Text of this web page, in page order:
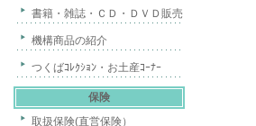
書籍・雑誌・ＣＤ・ＤＶＤ販売
機構商品の紹介
つくばｺﾚｸｼｮﾝ・お土産ｺｰﾅｰ
保険
取扱保険(直営保険）